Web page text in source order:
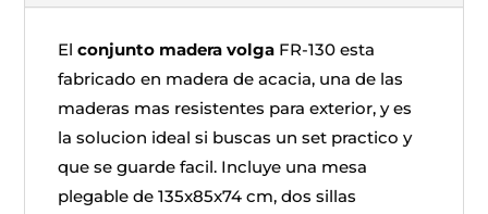
Elconjunto madera volga FR-130 esta
fabricado en madera de acacia, una de las
maderas mas resistentes para exterior, y es
la solucion ideal si buscas un set practico y
que se guarde facil. Incluye una mesa
plegable de 135x85x74 cm, dos sillas